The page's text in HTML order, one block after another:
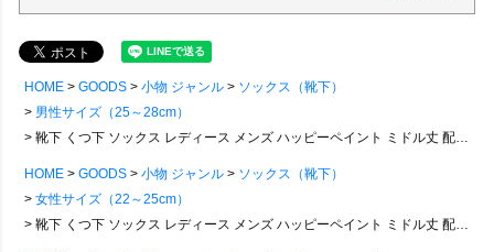
HOME GOODS 小物 ジャンル
ソックス（靴下）
男性サイズ（25～28cm）
靴下 くつ下 ソックス レディース メンズ ハッピーペイント ミドル丈 配色切り替え 裏パイル パイル使い 抗菌加工 肉厚 カジュアル アウトドア お出かけ PATY パティ gym master ジムマスター [メール便25]
HOME GOODS 小物 ジャンル
ソックス（靴下）
女性サイズ（22～25cm）
靴下 くつ下 ソックス レディース メンズ ハッピーペイント ミドル丈 配色切り替え 裏パイル パイル使い 抗菌加工 肉厚 カジュアル アウトドア お出かけ PATY パティ gym master ジムマスター [メール便25]